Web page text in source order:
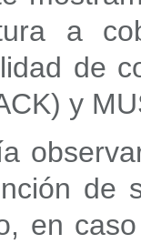
a
de
y
de
en